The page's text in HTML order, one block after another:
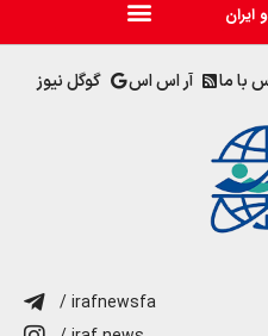
ایران
با ما آر اس اس گوگل نیوز
/ irafnewsfa